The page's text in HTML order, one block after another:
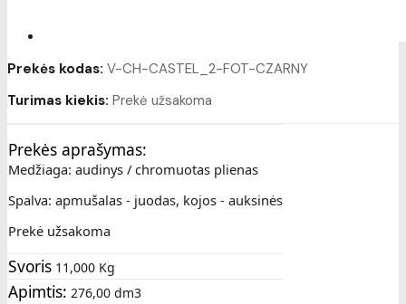
Prekės kodas: V-CH-CASTEL_2-FOT-CZARNY
Turimas kiekis: Prekė užsakoma
Prekės aprašymas:
Medžiaga: audinys / chromuotas plienas
Spalva: apmušalas - juodas, kojos - auksinės
Prekė užsakoma
Svoris 11,000 Kg
Apimtis: 276,00 dm3